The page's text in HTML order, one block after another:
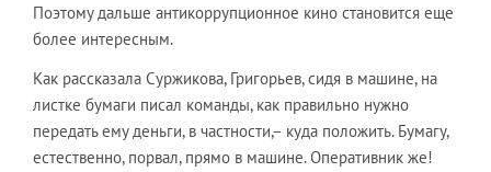
Поэтому дальше антикоррупционное кино становится еще
более интересным.
Как рассказала Суржикова, Григорьев, сидя в машине, на
листке бумаги писал команды, как правильно нужно
передать ему деньги, в частности,– куда положить. Бумагу,
естественно, порвал, прямо в машине. Оперативник же!